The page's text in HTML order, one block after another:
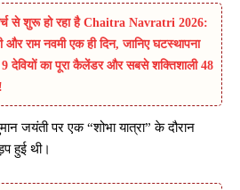
से शुरू हो रहा है Chaitra Navratri 2026:
और राम नवमी एक ही दिन, जानिए घटस्थापना
9 देवियों का पूरा कैलेंडर और सबसे शक्तिशाली 48
जयंती पर एक “शोभा यात्रा” के दौरान
हुई थी।